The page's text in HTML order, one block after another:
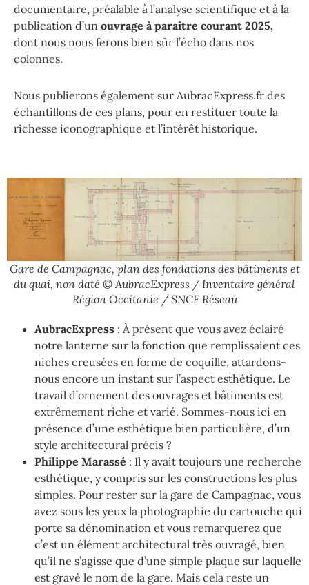
documentaire, préalable à l’analyse scientifique et à la
publication d’un ouvrage à paraître courant 2025,
dont nous nous ferons bien sûr l’écho dans nos
colonnes.
Nous publierons également sur AubracExpress.fr des
échantillons de ces plans, pour en restituer toute la
richesse iconographique et l’intérêt historique.
Gare de Campagnac, plan des fondations des bâtiments et
du quai, non daté © AubracExpress / Inventaire général
Région Occitanie / SNCF Réseau
AubracExpress : À présent que vous avez éclairé
notre lanterne sur la fonction que remplissaient ces
niches creusées en forme de coquille, attardons-
nous encore un instant sur l’aspect esthétique. Le
travail d’ornement des ouvrages et bâtiments est
extrêmement riche et varié. Sommes-nous ici en
présence d’une esthétique bien particulière, d’un
style architectural précis ?
Philippe Marassé : Il y avait toujours une recherche
esthétique, y compris sur les constructions les plus
simples. Pour rester sur la gare de Campagnac, vous
avez sous les yeux la photographie du cartouche qui
porte sa dénomination et vous remarquerez que
c’est un élément architectural très ouvragé, bien
qu’il ne s’agisse que d’une simple plaque sur laquelle
est gravé le nom de la gare. Mais cela reste un